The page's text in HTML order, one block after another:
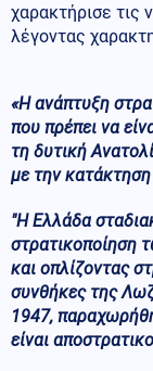
χαρακτήρισε τις
λέγοντας
«Η ανάπτυξη
που πρέπει να
τη δυτική
με την κατάκτηση
"Η Ελλάδα
στρατικοποίηση
και οπλίζοντας
συνθήκες της
1947,
είναι